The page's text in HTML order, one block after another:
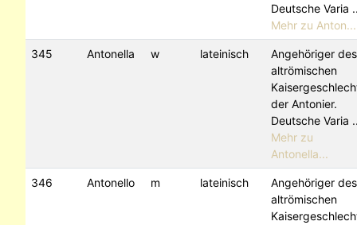
Deutsche Varia
Mehr zu Anton...
345 Antonella w lateinisch
Angehöriger des
altrömischen
der Antonier.
Deutsche Varia
Mehr zu
Antonella...
346 Antonello m lateinisch
Angehöriger des
altrömischen